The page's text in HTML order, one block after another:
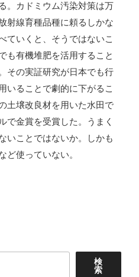
。カドミウム汚染対策は万
射線育種品種に頼るしかな
ていくと、そうではないこ
も有機堆肥を活用すること
その実証研究が日本でも行
いることで劇的に下がるこ
土壌改良材を用いた水田で
で金賞を受賞した。うまく
いことではないか。しかも
ど使っていない。
検
索